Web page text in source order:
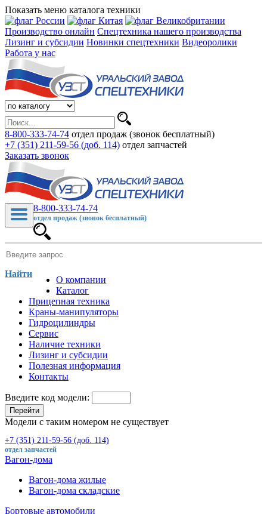
Показать меню каталога техники
Производство онлайн Спецтехника нашего производства
Лизинг и субсидии Новинки спецтехники Видеоролики
Работа у нас
8-800-333-74-74 отдел продаж (звонок бесплатный)
+7 (351) 211-59-56 (доб. 114) отдел запчастей
Заказать звонок
8-800-333-74-74
отдел продаж (звонок бесплатный)
Найти
О компании
Каталог
Прицепная техника
Краны-манипуляторы
Гидроцилиндры
Сервис
Наличие техники
Лизинг и субсидии
Полезная информация
Контакты
Введите код модели:
Перейти
Модели с таким номером не существует
+7 (351) 211-59-56 (доб. 114)
отдел запчастей
Вагон-дома
Вагон-дома жилые
Вагон-дома складские
Бортовые автомобили